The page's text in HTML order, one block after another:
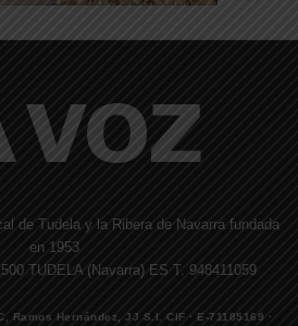
de Tudela y la Ribera de Navarra fundada
en 1953
TUDELA (Navarra) ES T. 948411059
Ramos Hernández, JJ S.I. CIF · E-71185169 ·